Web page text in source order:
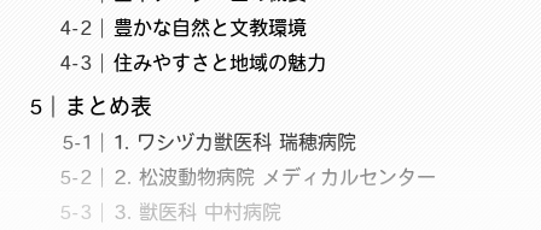
豊かな自然と文教環境
住みやすさと地域の魅力
まとめ表
1. ワシヅカ獣医科 瑞穂病院
2. 松波動物病院 メディカルセンター
3. 獣医科 中村病院